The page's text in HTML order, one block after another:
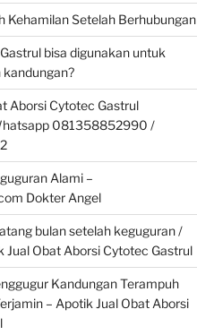
Kehamilan Setelah Berhubungan
bisa digunakan untuk
Aborsi Cytotec Gastrul
081358852990 /
Alami –
Dokter Angel
bulan setelah keguguran /
Jual Obat Aborsi Cytotec Gastrul
Kandungan Terampuh
– Apotik Jual Obat Aborsi